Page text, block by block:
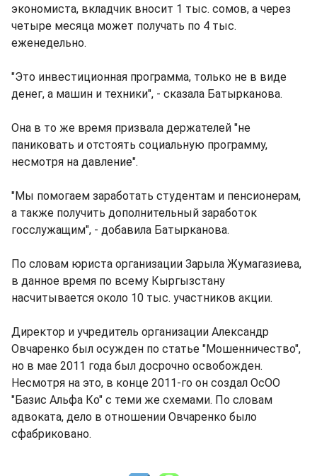
экономиста, вкладчик вносит 1 тыс. сомов, а через
четыре месяца может получать по 4 тыс.
еженедельно.
"Это инвестиционная программа, только не в виде
денег, а машин и техники", - сказала Батырканова.
Она в то же время призвала держателей "не
паниковать и отстоять социальную программу,
несмотря на давление".
"Мы помогаем заработать студентам и пенсионерам,
а также получить дополнительный заработок
госслужащим", - добавила Батырканова.
По словам юриста организации Зарыла Жумагазиева,
в данное время по всему Кыргызстану
насчитывается около 10 тыс. участников акции.
Директор и учредитель организации Александр
Овчаренко был осужден по статье "Мошенничество",
но в мае 2011 года был досрочно освобожден.
Несмотря на это, в конце 2011-го он создал ОсОО
"Базис Альфа Ко" с теми же схемами. По словам
адвоката, дело в отношении Овчаренко было
сфабриковано.